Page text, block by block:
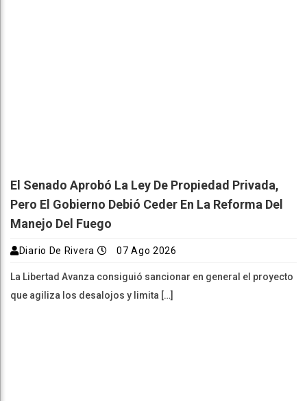
El Senado Aprobó La Ley De Propiedad Privada,
Pero El Gobierno Debió Ceder En La Reforma Del
Manejo Del Fuego
Diario De Rivera 07 Ago 2026
La Libertad Avanza consiguió sancionar en general el proyecto
que agiliza los desalojos y limita […]